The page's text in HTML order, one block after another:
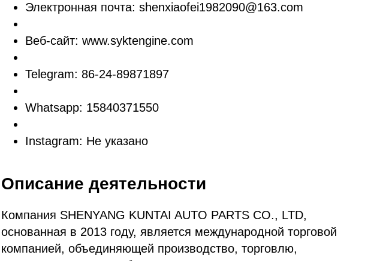
Электронная почта: shenxiaofei1982090@163.com
Веб-сайт: www.syktengine.com
Telegram: 86-24-89871897
Whatsapp: 15840371550
Instagram: Не указано
Описание деятельности
Компания SHENYANG KUNTAI AUTO PARTS CO., LTD,
основанная в 2013 году, является международной торговой
компанией, объединяющей производство, торговлю,